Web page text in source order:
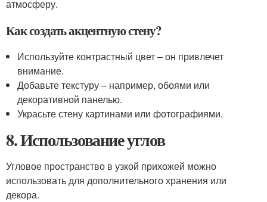
атмосферу.
Как создать акцентную стену?
Используйте контрастный цвет – он привлечет
внимание.
Добавьте текстуру – например, обоями или
декоративной панелью.
Украсьте стену картинами или фотографиями.
8. Использование углов
Угловое пространство в узкой прихожей можно
использовать для дополнительного хранения или
декора.